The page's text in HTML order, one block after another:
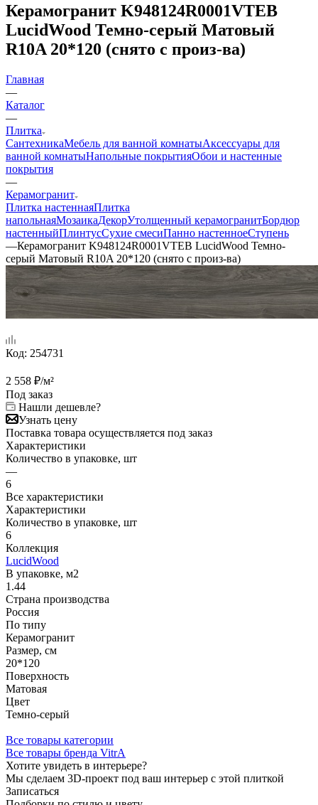
Керамогранит K948124R0001VTEB
LucidWood Темно-серый Матовый
R10A 20*120 (снято с произ-ва)
Главная
—
Каталог
—
Плитка
СантехникаМебель для ванной комнатыАксессуары для
ванной комнатыНапольные покрытияОбои и настенные
покрытия
—
Керамогранит
Плитка настеннаяПлитка
напольнаяМозаикаДекорУтолщенный керамогранитБордюр
настенныйПлинтусСухие смесиПанно настенноеСтупень
—Керамогранит K948124R0001VTEB LucidWood Темно-
серый Матовый R10A 20*120 (снято с произ-ва)
Код: 254731
2 558 ₽/м²
Под заказ
Нашли дешевле?
Узнать цену
Поставка товара осуществляется под заказ
Характеристики
Количество в упаковке, шт
—
6
Все характеристики
Характеристики
Количество в упаковке, шт
6
Коллекция
LucidWood
В упаковке, м2
1.44
Страна производства
Россия
По типу
Керамогранит
Размер, см
20*120
Поверхность
Матовая
Цвет
Темно-серый
Все товары категории
Все товары бренда VitrA
Хотите увидеть в интерьере?
Мы сделаем 3D-проект под ваш интерьер с этой плиткой
Записаться